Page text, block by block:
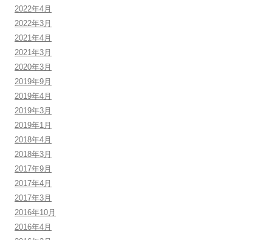
2022年4月
2022年3月
2021年4月
2021年3月
2020年3月
2019年9月
2019年4月
2019年3月
2019年1月
2018年4月
2018年3月
2017年9月
2017年4月
2017年3月
2016年10月
2016年4月